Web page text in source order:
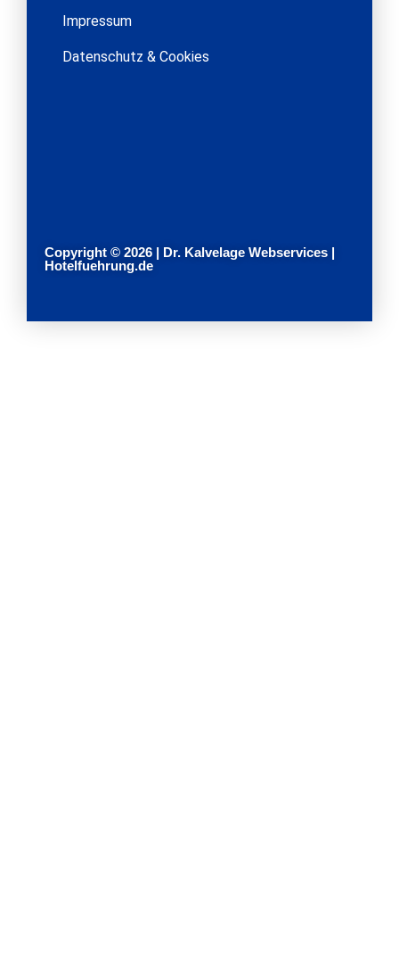
Impressum
Datenschutz & Cookies
Copyright © 2026 | Dr. Kalvelage Webservices |
Hotelfuehrung.de